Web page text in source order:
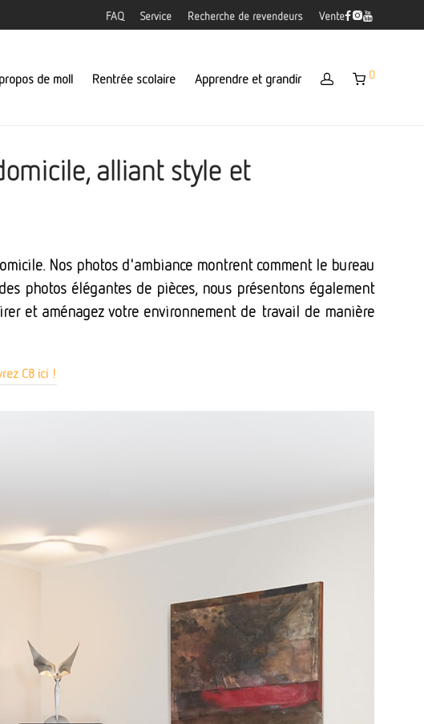
FAQ Service Recherche de revendeurs Vente
de moll Rentrée scolaire Apprendre et grandir 0
alliant style et
Nos photos d'ambiance montrent comment le bureau
photos élégantes de pièces, nous présentons également
et aménagez votre environnement de travail de manière
C8 ici !